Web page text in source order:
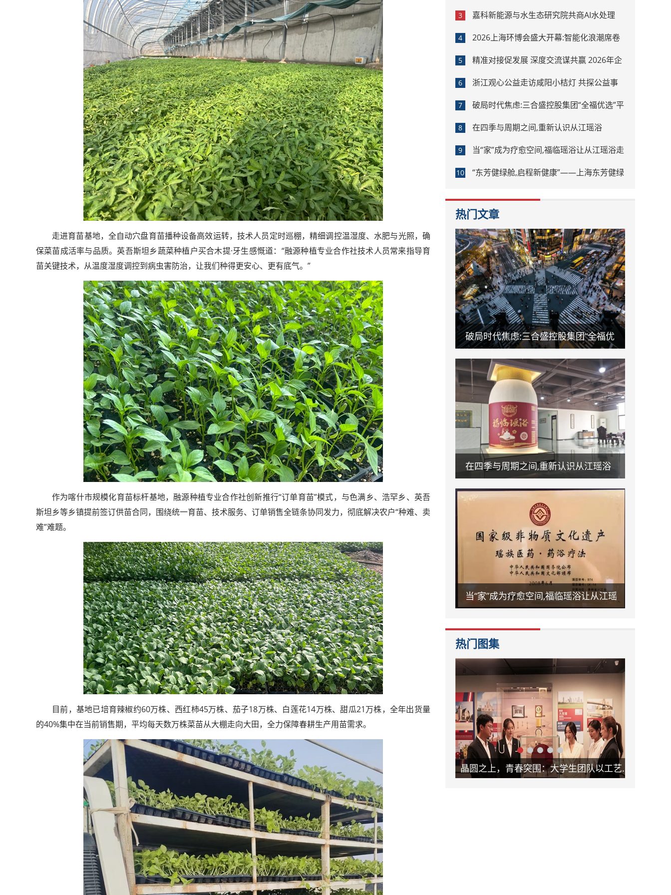
走进育苗基地，全自动穴盘育苗播种设备高效运转，技术人员定时巡棚，精细调控温湿度、水肥与光照，确
保菜苗成活率与品质。英吾斯坦乡蔬菜种植户买合木提·牙生感慨道：“融源种植专业合作社技术人员常来指导育
苗关键技术，从温度湿度调控到病虫害防治，让我们种得更安心、更有底气。”
作为喀什市规模化育苗标杆基地，融源种植专业合作社创新推行“订单育苗”模式，与色满乡、浩罕乡、英吾
斯坦乡等乡镇提前签订供苗合同，围绕统一育苗、技术服务、订单销售全链条协同发力，彻底解决农户“种难、卖
难”难题。
目前，基地已培育辣椒约60万株、西红柿45万株、茄子18万株、白莲花14万株、甜瓜21万株，全年出货量
的40%集中在当前销售期，平均每天数万株菜苗从大棚走向大田，全力保障春耕生产用苗需求。
3 嘉科新能源与水生态研究院共商AI水处理
4 2026上海环博会盛大开幕:智能化浪潮席卷
环保产业
5 精准对接促发展 深度交流谋共赢 2026年企
业投融资交流活动第二期圆满举行
6 浙江观心公益走访咸阳小桔灯 共探公益事
业可持续发展新路径
7 破局时代焦虑:三合盛控股集团“全福优选”平
台正式启航
8 在四季与周期之间,重新认识从江瑶浴
9 当“家”成为疗愈空间,福临瑶浴让从江瑶浴走
进日常生活
10 “东芳健绿舱,启程新健康”——上海东芳健绿
热门文章
破局时代焦虑:三合盛控股集团“全福优
选”平台正式启航
在四季与周期之间,重新认识从江瑶浴
当“家”成为疗愈空间,福临瑶浴让从江瑶
热门图集
轻舟试验飞船发布首批科学与工程成果 晶圆之上，青春突围：大学生团队以工艺革新助力新未来 破局固废治理！怀德学子以 “泥能共生” 项目书写环保科创答卷